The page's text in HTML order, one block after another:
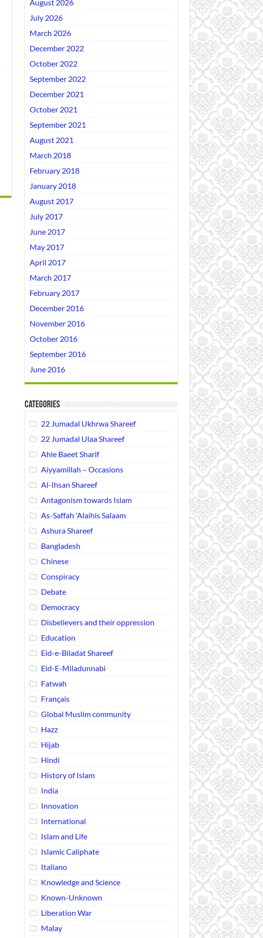
August 2026
July 2026
March 2026
December 2022
October 2022
September 2022
December 2021
October 2021
September 2021
August 2021
March 2018
February 2018
January 2018
August 2017
July 2017
June 2017
May 2017
April 2017
March 2017
February 2017
December 2016
November 2016
October 2016
September 2016
June 2016
Categories
22 Jumadal Ukhrwa Shareef
22 Jumadal Ulaa Shareef
Ahle Baeet Sharif
Aiyyamillah – Occasions
Al-Ihsan Shareef
Antagonism towards Islam
As-Saffah 'Alaihis Salaam
Ashura Shareef
Bangladesh
Chinese
Conspiracy
Debate
Democracy
Disbelievers and their oppression
Education
Eid-e-Biladat Shareef
Eid-E-Miladunnabi
Fatwah
Français
Global Muslim community
Hazz
Hijab
Hindi
History of Islam
India
Innovation
International
Islam and Life
Islamic Caliphate
Italiano
Knowledge and Science
Known-Unknown
Liberation War
Malay